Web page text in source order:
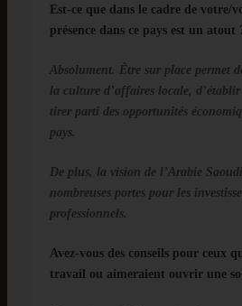
Est-ce que dans le cadre de votre/
présence dans ce pays est un atout
Absolument. Être sur place permet
la culture d’affaires locale,
tirer parti des opportunités
pays.
De plus, la vision de l’Arabie
nombreuses portes pour les
professionnels.
Avez-vous des conseils pour ceux
travail ou aimeraient ouvrir une